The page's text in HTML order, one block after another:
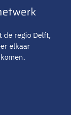
de regio Delft,
elkaar